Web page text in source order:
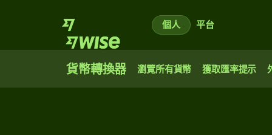
個人 平台
貨幣轉換器 瀏覽所有貨幣 獲取匯率提示